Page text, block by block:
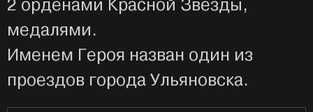
2 орденами Красной Звезды,
медалями.
Именем Героя назван один из
проездов города Ульяновска.